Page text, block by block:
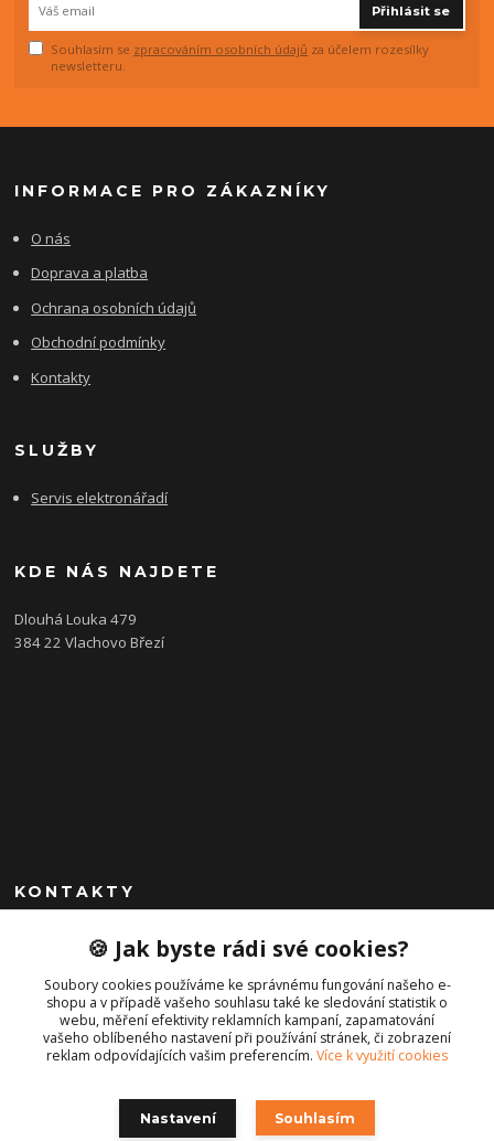
Přihlásit se
Souhlasím se zpracováním osobních údajů za účelem rozesílky
newsletteru.
INFORMACE PRO ZÁKAZNÍKY
O nás
Doprava a platba
Ochrana osobních údajů
Obchodní podmínky
Kontakty
SLUŽBY
Servis elektronářadí
KDE NÁS NAJDETE
Dlouhá Louka 479
384 22 Vlachovo Březí
KONTAKTY
+420 792 757 523
obchod@cajkservis.cz
🍪 Jak byste rádi své cookies?
Soubory cookies používáme ke správnému fungování našeho e-
shopu a v případě vašeho souhlasu také ke sledování statistik o
webu, měření efektivity reklamních kampaní, zapamatování
vašeho oblíbeného nastavení při používání stránek, či zobrazení
reklam odpovídajících vašim preferencím. Více k využití cookies
Nastavení Souhlasím